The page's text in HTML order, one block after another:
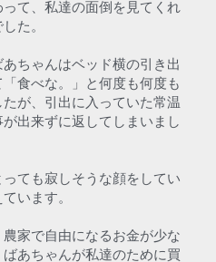
て、私達の面倒を見てくれ
た。
ちゃんはベッド横の引き出
食べな。」と何度も何度も
が、引出に入っていた常温
出来ずに返してしまいまし
ても寂しそうな顔をしてい
います。
家で自由になるお金が少な
あちゃんが私達のために買